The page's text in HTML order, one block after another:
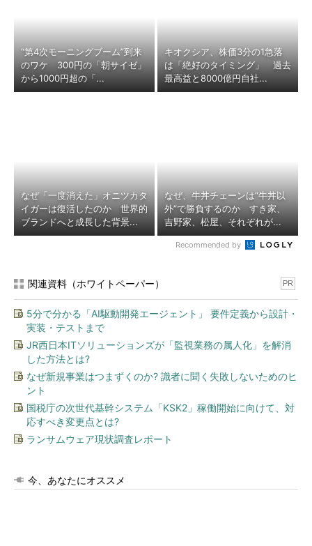
“第4次モーニングブーム”到来
のワケ 300円の「朝サイゼ」
から1000円超の「...
キオクシア、株価3分の1急落
は「絶好のタイミング」 過去
最高益と8000億円自社...
なぜ「一度消えた」オニツカタ
イガーは復活したのか 世界的
ブランドへと成長した背景...
なぜ、牛丼チェーンは“牛丼以
外”で勝負するのか すき家、
吉野家、松屋、それぞれが...
Recommended by
関連資料（ホワイトペーパー） PR
5分で分かる「AI駆動開発エージェント」 要件定義から設計・
実装・テストまで
JR西日本ITソリューションズが「監視業務の属人化」を解消
した方法とは?
なぜ新規事業はつまずくのか? 識者に聞く失敗しないためのヒ
ント
国税庁の次世代基幹システム「KSK2」稼働開始に向けて、対
応すべき変更点とは?
ランサムウェア現状調査レポート
今、あなたにオススメ